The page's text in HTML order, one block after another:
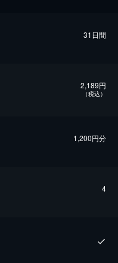
31日間
2,189円
（税込）
1,200円分
4